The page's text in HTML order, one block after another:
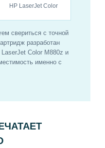
HP LaserJet Color
свериться с точной
разработан
Color M880z и
именно с